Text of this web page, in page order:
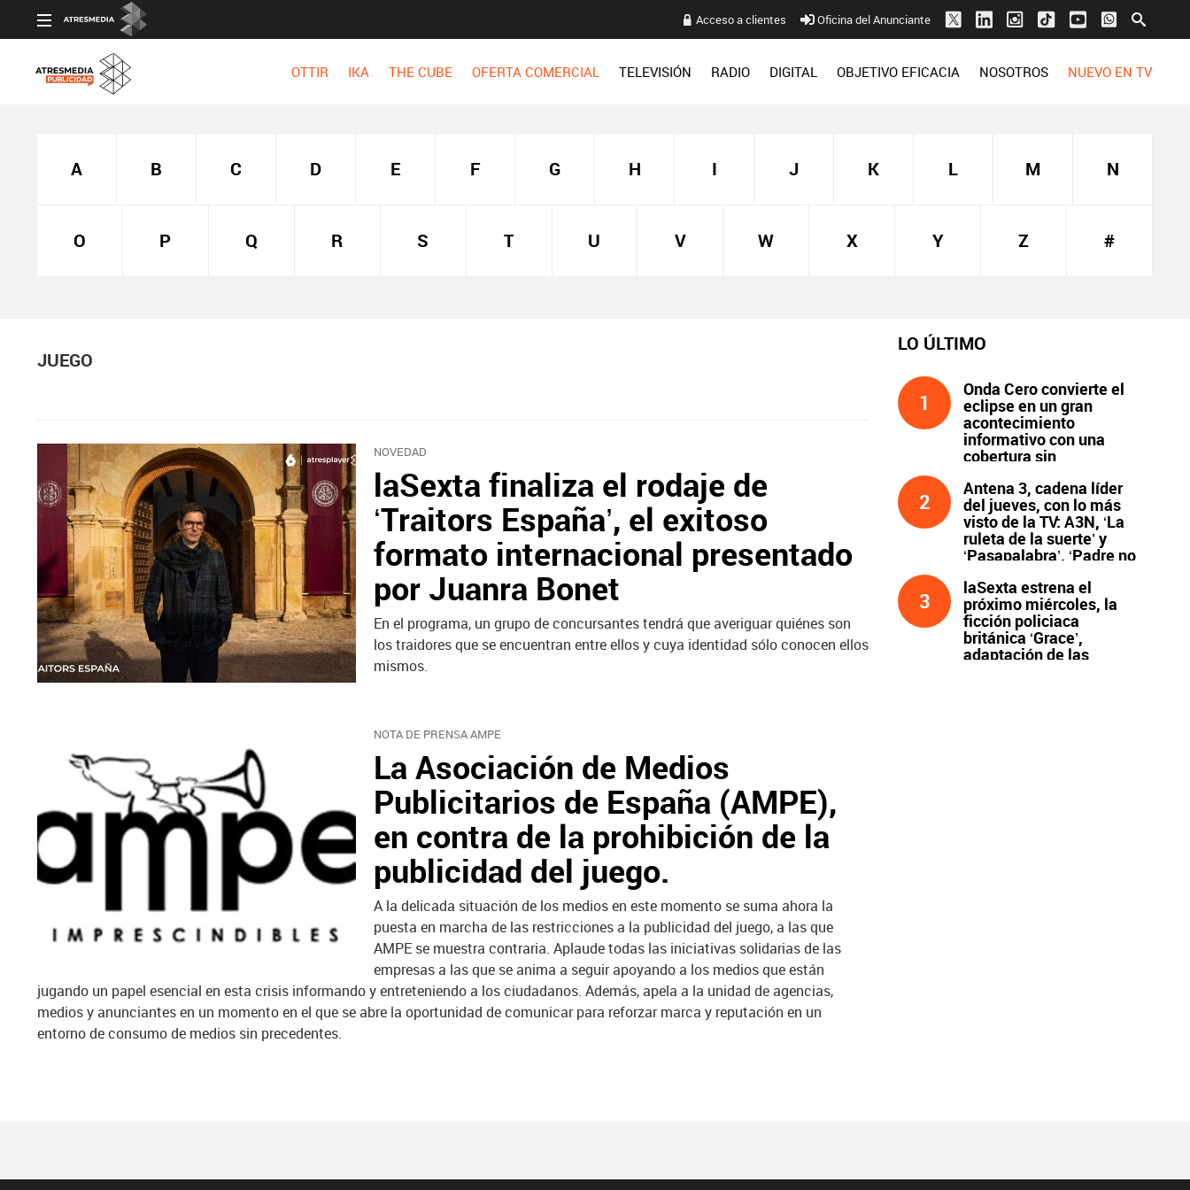
Acceso a clientes Oficina del Anunciante
OTTIR IKA THE CUBE OFERTA COMERCIAL TELEVISIÓN RADIO DIGITAL OBJETIVO EFICACIA NOSOTROS NUEVO EN TV
A B C D E F G H I J K L M N
O P Q R S T U V W X Y Z #
JUEGO
NOVEDAD
laSexta finaliza el rodaje de
‘Traitors España’, el exitoso
formato internacional presentado
por Juanra Bonet
En el programa, un grupo de concursantes tendrá que averiguar quiénes son
los traidores que se encuentran entre ellos y cuya identidad sólo conocen ellos
mismos.
NOTA DE PRENSA AMPE
La Asociación de Medios
Publicitarios de España (AMPE),
en contra de la prohibición de la
publicidad del juego.
A la delicada situación de los medios en este momento se suma ahora la
puesta en marcha de las restricciones a la publicidad del juego, a las que
AMPE se muestra contraria. Aplaude todas las iniciativas solidarias de las
empresas a las que se anima a seguir apoyando a los medios que están
jugando un papel esencial en esta crisis informando y entreteniendo a los ciudadanos. Además, apela a la unidad de agencias,
medios y anunciantes en un momento en el que se abre la oportunidad de comunicar para reforzar marca y reputación en un
entorno de consumo de medios sin precedentes.
LO ÚLTIMO
1
Onda Cero convierte el
eclipse en un gran
acontecimiento
informativo con una
cobertura sin
2
Antena 3, cadena líder
del jueves, con lo más
visto de la TV: A3N, ‘La
ruleta de la suerte’ y
‘Pasapalabra’. ‘Padre no
de la noche
3
laSexta estrena el
próximo miércoles, la
ficción policiaca
británica ‘Grace’,
adaptación de las